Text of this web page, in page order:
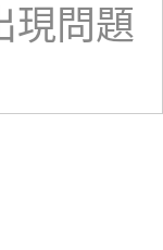
現問題